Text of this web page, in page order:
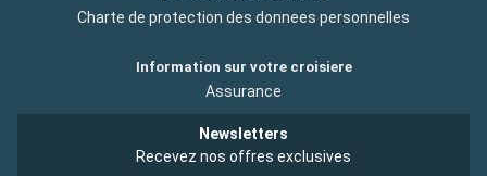
Charte de protection des donnees personnelles
Information sur votre croisiere
Assurance
Newsletters
Recevez nos offres exclusives